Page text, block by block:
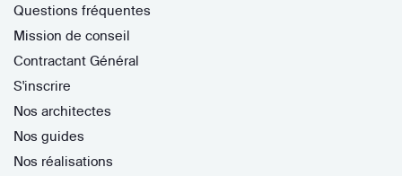
Questions fréquentes
Mission de conseil
Contractant Général
S'inscrire
Nos architectes
Nos guides
Nos réalisations